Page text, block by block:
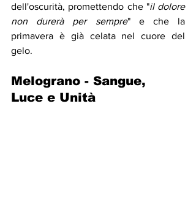
dell'oscurità, promettendo che "il dolore
non durerà per sempre" e che la
primavera è già celata nel cuore del
gelo.
Melograno - Sangue,
Luce e Unità